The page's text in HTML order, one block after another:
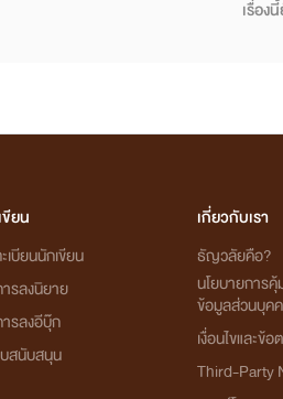
เรื่อง
ยน
เบียนนักเขียน
รลงนิยาย
รลงอีบุ๊ก
สนับสนุน
เกี่ยวกับเรา
ธัญวลัยคือ?
นโยบายการ
ข้อมูลส่วนบุค
เงื่อนไขและข้
Third-Party